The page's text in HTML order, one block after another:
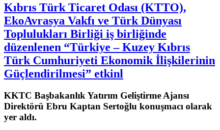
Kıbrıs Türk Ticaret Odası (KTTO),
EkoAvrasya Vakfı ve Türk Dünyası
Toplulukları Birliği iş birliğinde
düzenlenen “Türkiye – Kuzey Kıbrıs
Türk Cumhuriyeti Ekonomik İlişkilerinin
Güçlendirilmesi” etkinl
KKTC Başbakanlık Yatırım Geliştirme Ajansı
Direktörü Ebru Kaptan Sertoğlu konuşmacı olarak
yer aldı.